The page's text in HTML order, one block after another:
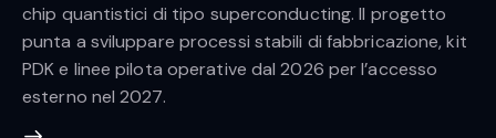
chip quantistici di tipo superconducting. Il progetto
punta a sviluppare processi stabili di fabbricazione, kit
PDK e linee pilota operative dal 2026 per l’accesso
esterno nel 2027.